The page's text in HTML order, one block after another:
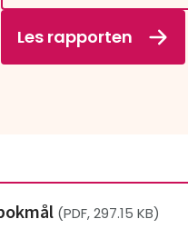
Les rapporten
(PDF, 297.15 KB)